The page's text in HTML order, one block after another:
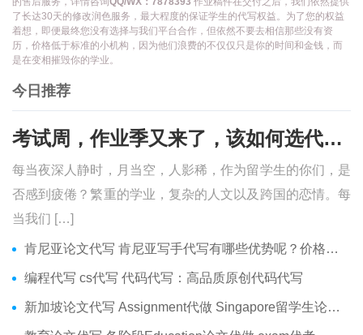
了长达30天的修改润色服务，最大程度的保证学生的代写权益。为了您的权益
着想，即便最终您没有选择与我们平台合作，但依然不要去相信那些没有资
历，价格低于标准的小机构，因为他们浪费的不仅仅只是你的时间和金钱，而
是在变相摧毁你的学业。
今日推荐
考试周，作业季又来了，该如何选代写？便宜的代写、代考会有哪些问题？
每当夜深人静时，月当空，人影稀，作为留学生的你们，是
否感到疲倦？繁重的学业，复杂的人文以及跨国的恋情。每
当我们 […]
肯尼亚论文代写 肯尼亚写手代写有哪些优势呢？价格便宜吗？
编程代写 cs代写 代码代写：高品质原创代码代写
新加坡论文代写 Assignment代做 Singapore留学生论文代写服务